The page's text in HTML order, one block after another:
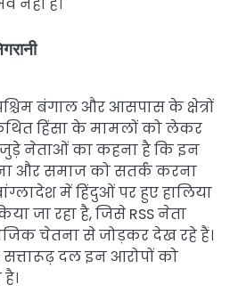
नहीं है।
बंगाल और आसपास के क्षेत्रों
हिंसा के मामलों को लेकर
नेताओं का कहना है कि इन
और समाज को सतर्क करना
में हिंदुओं पर हुए हालिया
जा रहा है, जिसे RSS नेता
चेतना से जोड़कर देख रहे हैं।
दल इन आरोपों को